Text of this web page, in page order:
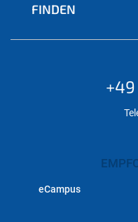
FINDEN
eCampus